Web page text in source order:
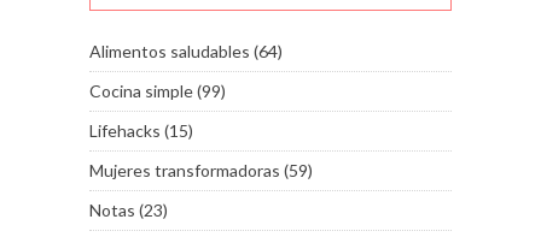
Alimentos saludables (64)
Cocina simple(99)
Lifehacks (15)
Mujeres transformadoras (59)
Notas (23)